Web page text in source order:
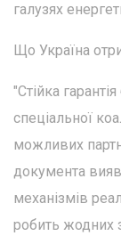
галузях
Що Україна
"Стійка
спеціальної
можливих
документа
механізмів
робить жодних